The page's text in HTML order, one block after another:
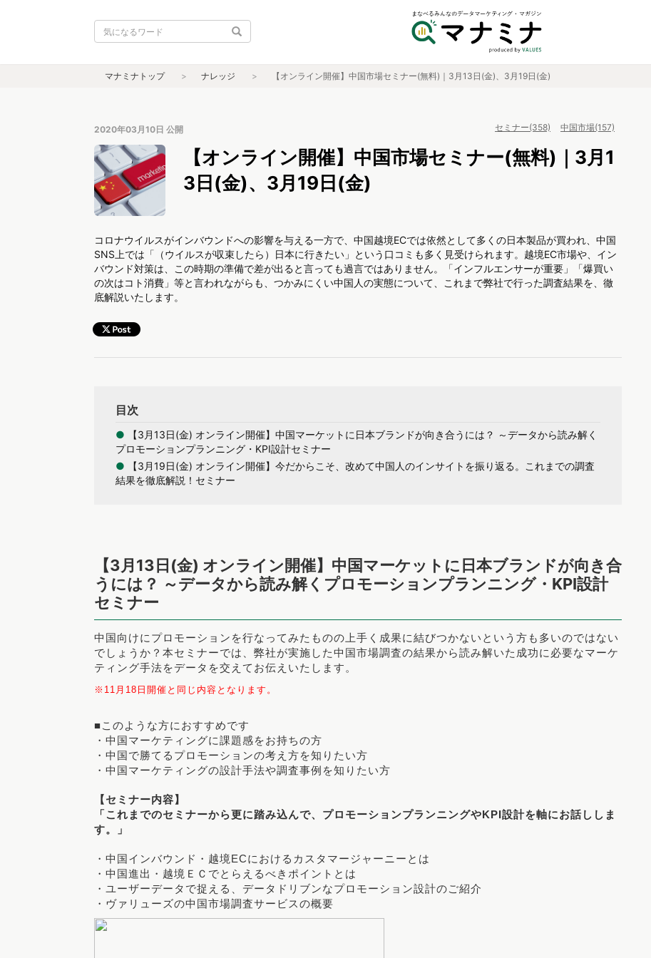
マナミナトップ ナレッジ 【オンライン開催】中国市場セミナー(無料)｜3月13日(金)、3月19日(金)
2020年03月10日 公開 セミナー(358) 中国市場(157)
【オンライン開催】中国市場セミナー(無料)｜3月1
3日(金)、3月19日(金)
コロナウイルスがインバウンドへの影響を与える一方で、中国越境ECでは依然として多くの日本製品が買われ、中国
SNS上では「（ウイルスが収束したら）日本に行きたい」という口コミも多く見受けられます。越境EC市場や、イン
バウンド対策は、この時期の準備で差が出ると言っても過言ではありません。「インフルエンサーが重要」「爆買い
の次はコト消費」等と言われながらも、つかみにくい中国人の実態について、これまで弊社で行った調査結果を、徹
底解説いたします。
目次
● 【3月13日(金) オンライン開催】中国マーケットに日本ブランドが向き合うには？ ～データから読み解く
プロモーションプランニング・KPI設計セミナー
● 【3月19日(金) オンライン開催】今だからこそ、改めて中国人のインサイトを振り返る。これまでの調査
結果を徹底解説！セミナー
【3月13日(金) オンライン開催】中国マーケットに日本ブランドが向き合
うには？ ～データから読み解くプロモーションプランニング・KPI設計
セミナー
中国向けにプロモーションを行なってみたものの上手く成果に結びつかないという方も多いのではない
でしょうか？ 本セミナーでは、弊社が実施した中国市場調査の結果から読み解いた成功に必要なマーケ
ティング手法をデータを交えてお伝えいたします。
※11月18日開催と同じ内容となります。
■このような方におすすめです
・中国マーケティングに課題感をお持ちの方
・中国で勝てるプロモーションの考え方を知りたい方
・中国マーケティングの設計手法や調査事例を知りたい方
【セミナー内容】
「これまでのセミナーから更に踏み込んで、プロモーションプランニングやKPI設計を軸にお話ししま
す。」
・中国インバウンド・越境ECにおけるカスタマージャーニーとは
・中国進出・越境ＥＣでとらえるべきポイントとは
・ユーザーデータで捉える、データドリブンなプロモーション設計のご紹介
・ヴァリューズの中国市場調査サービスの概要